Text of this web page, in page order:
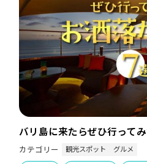
バリ島に来たらぜひ行って
カテゴリー 観光スポット グルメ